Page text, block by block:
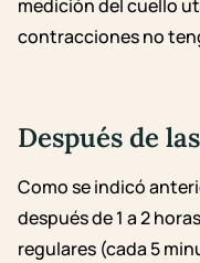
medición del cuello
contracciones no
Después de
Como se indicó
después de 1 a 2
regulares (cada 5